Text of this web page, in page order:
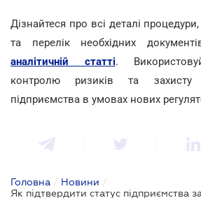
Дізнайтеся про всі деталі
та перелік необхідних
аналітичній статті.
контролю ризиків та захисту
підприємства в умовах нових
Головна / Новини /